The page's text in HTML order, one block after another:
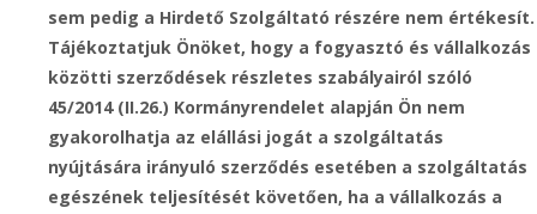
sem pedig a Hirdető Szolgáltató részére nem értékesít.
Tájékoztatjuk Önöket, hogy a fogyasztó és vállalkozás
közötti szerződések részletes szabályairól szóló
45/2014 (II.26.) Kormányrendelet alapján Ön nem
gyakorolhatja az elállási jogát a szolgáltatás
nyújtására irányuló szerződés esetében a szolgáltatás
egészének teljesítését követően, ha a vállalkozás a